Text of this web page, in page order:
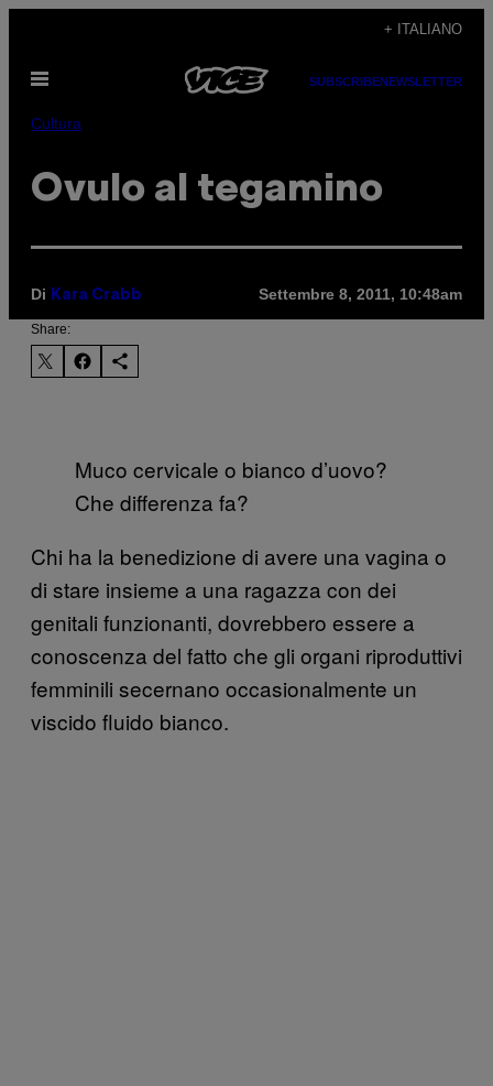
contenuto
+ ITALIANO
Apri
SUBSCRIBENEWSLETTER
Cultura
Ovulo al tegamino
Di Kara Crabb Settembre 8, 2011, 10:48am
Share:
Muco cervicale o bianco d’uovo?
Che differenza fa?
Chi ha la benedizione di avere una vagina o
di stare insieme a una ragazza con dei
genitali funzionanti, dovrebbero essere a
conoscenza del fatto che gli organi riproduttivi
femminili secernano occasionalmente un
viscido fluido bianco.